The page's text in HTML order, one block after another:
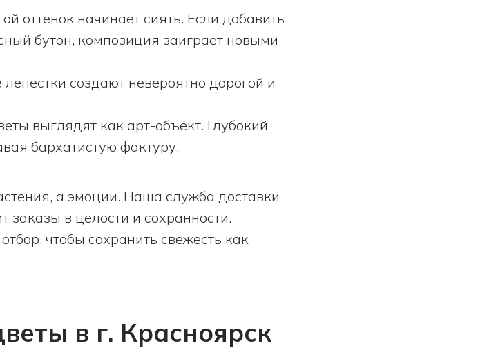
оттенок начинает сиять. Если добавить
бутон, композиция заиграет новыми
создают невероятно дорогой и
выглядят как арт-объект. Глубокий
бархатистую фактуру.
а эмоции. Наша служба доставки
заказы в целости и сохранности.
чтобы сохранить свежесть как
в г. Красноярск